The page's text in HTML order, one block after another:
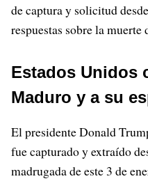
de captura y solicitud
respuestas sobre la muerte
Estados Unidos
Maduro y a su
El presidente Donald
fue capturado y extraído
madrugada de este 3 de